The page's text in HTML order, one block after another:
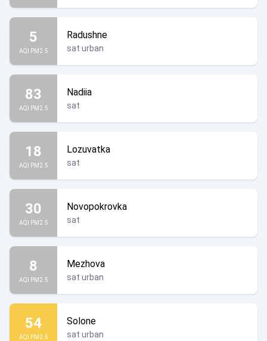
5
AQI PM2.5
Radushne
sat urban
83
AQI PM2.5
Nadiia
sat
18
AQI PM2.5
Lozuvatka
sat
30
AQI PM2.5
Novopokrovka
sat
8
AQI PM2.5
Mezhova
sat urban
54
AQI PM2.5
Solone
sat urban